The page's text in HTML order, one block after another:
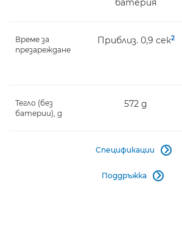
батерия
Време за
презареждане
Приблиз. 0,9 сек2
Тегло (без
батерии), g
572 g
Спецификации 
Поддръжка 